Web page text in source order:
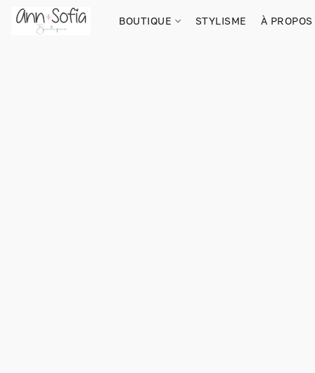
BOUTIQUE STYLISME À